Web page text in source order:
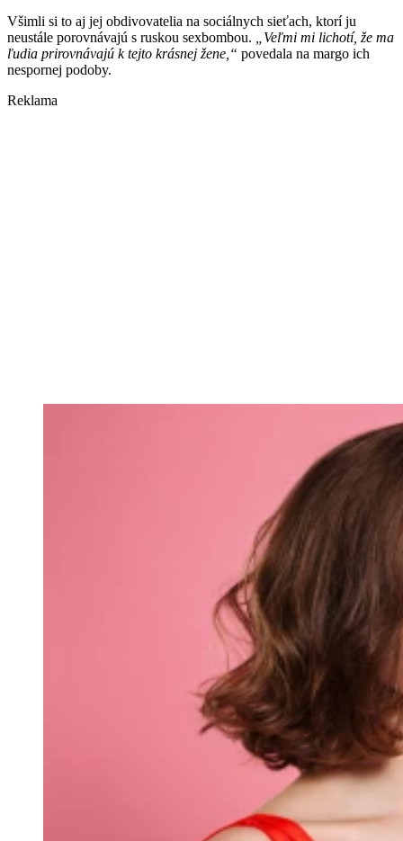
Všimli si to aj jej obdivovatelia na sociálnych sieťach, ktorí ju
neustále porovnávajú s ruskou sexbombou. „Veľmi mi lichotí, že ma
ľudia prirovnávajú k tejto krásnej žene,“ povedala na margo ich
nespornej podoby.
Reklama